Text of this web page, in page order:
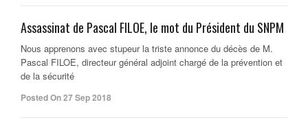
Assassinat de Pascal FILOE, le mot du Président du SNPM
Nous apprenons avec stupeur la triste annonce du décès de M.
Pascal FILOE, directeur général adjoint chargé de la prévention et
de la sécurité
Posted On 27 Sep 2018